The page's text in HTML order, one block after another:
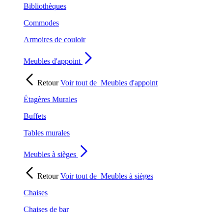
Bibliothèques
Commodes
Armoires de couloir
Meubles d'appoint
RetourVoir tout de Meubles d'appoint
Étagères Murales
Buffets
Tables murales
Meubles à sièges
RetourVoir tout de Meubles à sièges
Chaises
Chaises de bar